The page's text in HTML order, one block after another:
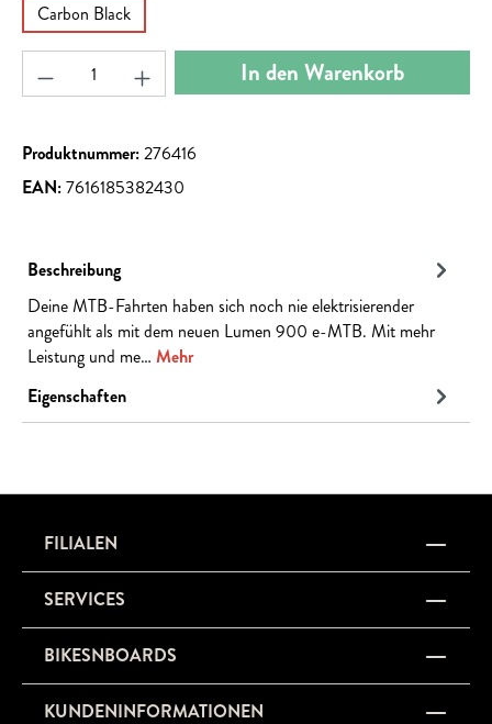
Carbon Black
Produkt Anzahl: Gib den gewünschten Wert ein
In den Warenkorb
Produktnummer:276416
EAN:7616185382430
Beschreibung
Deine MTB-Fahrten haben sich noch nie elektrisierender
angefühlt als mit dem neuen Lumen 900 e-MTB. Mit mehr
Leistung und me… Mehr
Eigenschaften
FILIALEN
SERVICES
BIKESNBOARDS
KUNDENINFORMATIONEN